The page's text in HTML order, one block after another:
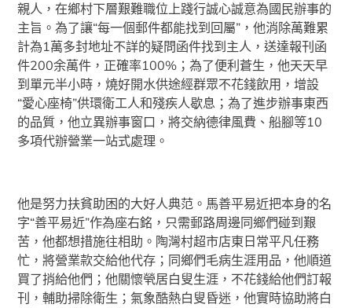
親人，在鄉村下層艱難職位上踐行誠心誠意為國民辦事的
主旨。為了讓“每一個郵件都能找到回屬”，他消除萬難累
計為1萬多封地址不詳的疑問函件找到主人，送達報刊函
件200余萬件，正確率100%；為了便利蒼生，他天天早
到單元半小時，燒好開水供途經群眾不花錢飲用，增設
“愛心座椅”供環衛工人和殘疾人歇息；為了進步辦事東西
的品質，他立異辦事窗口，將交納德律風費、船腳等10
多項代辦營業一站式處理。
他是努力扶貧助困的大好人典范。馬善平易近把本身的名
字“善平易近”作為座右銘，只需郵路周邊同鄉們碰到艱
苦，他都想措施往相助。陶灣村超市店東日常平凡任務
忙，將營業款交給他代存；同鄉們毛病生涯用品，他順道
買了捎給他們；他關懷煢居白叟生涯，不花錢給他們訂報
刊，輔助掃除衛生；氣象酷熱白叟昏迷，他實時協助將白